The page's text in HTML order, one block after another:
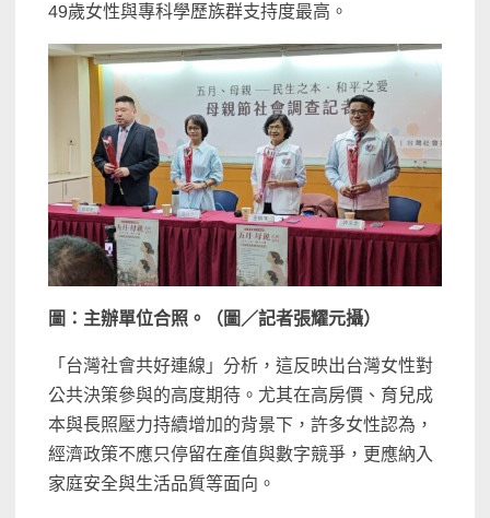
49歲女性與專科學歷族群支持度最高。
圖：主辦單位合照。（圖／記者張耀元攝）
「台灣社會共好連線」分析，這反映出台灣女性對
公共決策參與的高度期待。尤其在高房價、育兒成
本與長照壓力持續增加的背景下，許多女性認為，
經濟政策不應只停留在產值與數字競爭，更應納入
家庭安全與生活品質等面向。